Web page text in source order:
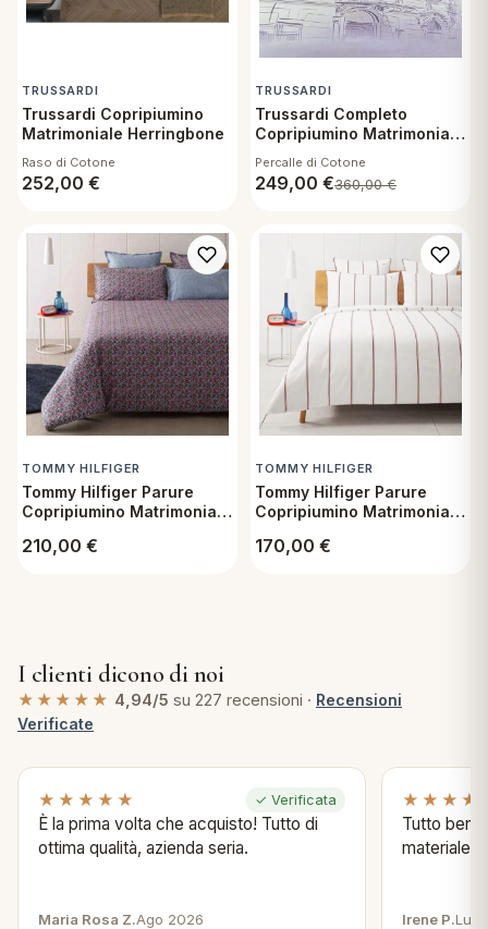
TRUSSARDI
Trussardi Copripiumino
Matrimoniale Herringbone
Raso di Cotone
252,00 €
TRUSSARDI
Trussardi Completo
Copripiumino Matrimoniale
Percalle di Cotone
249,00 €360,00€
TOMMY HILFIGER
Tommy Hilfiger Parure
Copripiumino Matrimoniale
Blazer Floreale
210,00 €
TOMMY HILFIGER
Tommy Hilfiger Parure
Copripiumino Matrimoniale
James white
170,00 €
I clienti dicono di noi
★★★★★ 4,94/5 su 227 recensioni · Recensioni
Verificate
★★★★★ ✓ Verificata
È la prima volta che acquisto! Tutto di
ottima qualità, azienda seria.
Maria Rosa Z.Ago 2026
Tutto bene
materiale .
Irene P.Lug